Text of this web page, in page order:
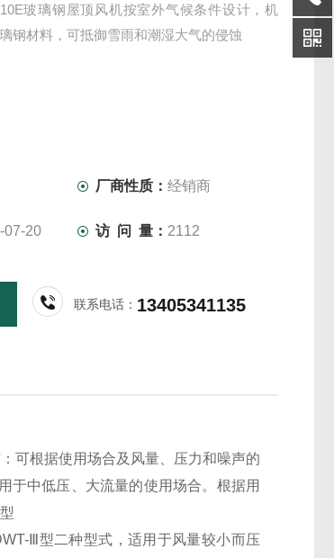
玻璃钢屋顶风机按室外气候条件设计，机
钢材料，可抵御雪雨和潮湿大气的侵蚀
厂商性质：经销商
07-20 访 问 量： 2112
联系电话： 13405341135
可根据使用场合及风量、压力和噪声的
于中低压、大流量的使用场合。根据用
Ⅲ型二种型式，适用于风量较小而压